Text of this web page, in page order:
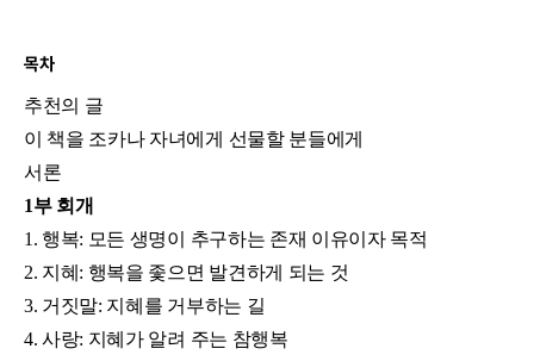
목차
추천의 글
이 책을 조카나 자녀에게 선물할 분들에게
서론
1부 회개
1. 행복: 모든 생명이 추구하는 존재 이유이자 목적
2. 지혜: 행복을 좇으면 발견하게 되는 것
3. 거짓말: 지혜를 거부하는 길
4. 사랑: 지혜가 알려 주는 참행복